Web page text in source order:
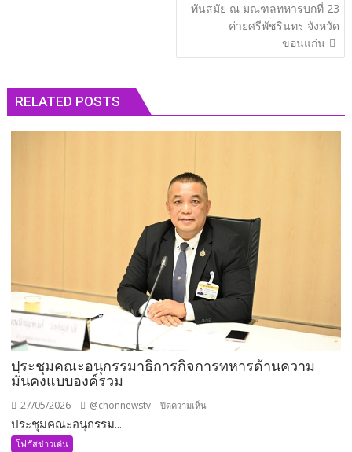
ทันสมัย ณ มณฑลทหารบกที่ 23
ค่ายศรีพัชรินทร จังหวัด
ขอนแก่น
RELATED POSTS
ประชุมคณะอนุกรรมาธิการกิจการทหารด้านความ
มั่นคงแบบองค์รวม
27/05/2026 @chonnewstv ปิดความเห็น
ประชุมคณะอนุกรรม...
โฟกัสข่าวเด่น